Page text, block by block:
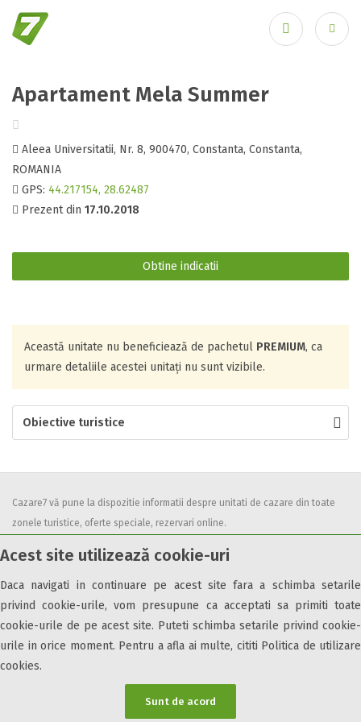
Acest site utilizează cookie-uri
Daca navigati in continuare pe acest site fara a schimba setarile
privind cookie-urile, vom presupune ca acceptati sa primiti toate
cookie-urile de pe acest site. Puteti schimba setarile privind cookie-
urile in orice moment. Pentru a afla ai multe, cititi Politica de utilizare
cookies.
Sunt de acord
Apartament Mela Summer
Aleea Universitatii, Nr. 8, 900470, Constanta, Constanta,
ROMANIA
GPS: 44.217154, 28.62487
Prezent din 17.10.2018
Obtine indicatii
Această unitate nu beneficiează de pachetul PREMIUM, ca
urmare detaliile acestei unitați nu sunt vizibile.
Obiective turistice
Cazare7 vă pune la dispozitie informatii despre unitati de cazare din toate
zonele turistice, oferte speciale, rezervari online.
condițiile de utilizare.
Informații utile Parteneri Cazare7